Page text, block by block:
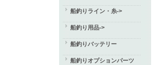
船釣りライン・糸->
船釣り用品->
船釣りバッテリー
船釣りオプションパーツ